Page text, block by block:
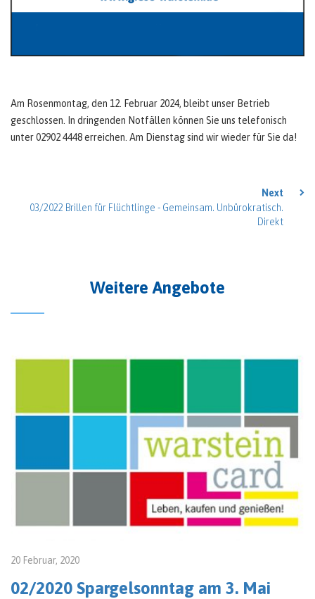
Am Rosenmontag, den 12. Februar 2024, bleibt unser Betrieb
geschlossen. In dringenden Notfällen können Sie uns telefonisch
unter 02902 4448 erreichen. Am Dienstag sind wir wieder für Sie da!
Next
03/2022 Brillen für Flüchtlinge - Gemeinsam. Unbürokratisch.
Direkt
Weitere Angebote
20 Februar, 2020
02/2020 Spargelsonntag am 3. Mai